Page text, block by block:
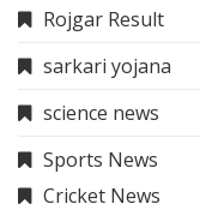
Rojgar Result
sarkari yojana
science news
Sports News
Cricket News